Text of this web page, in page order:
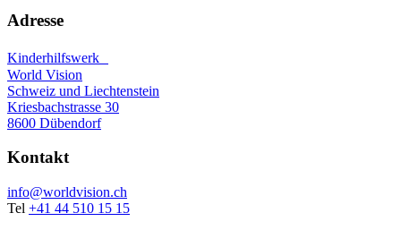
Adresse
Kinderhilfswerk
World Vision
Schweiz und Liechtenstein
Kriesbachstrasse 30
8600 Dübendorf
Kontakt
info@worldvision.ch
Tel +41 44 510 15 15